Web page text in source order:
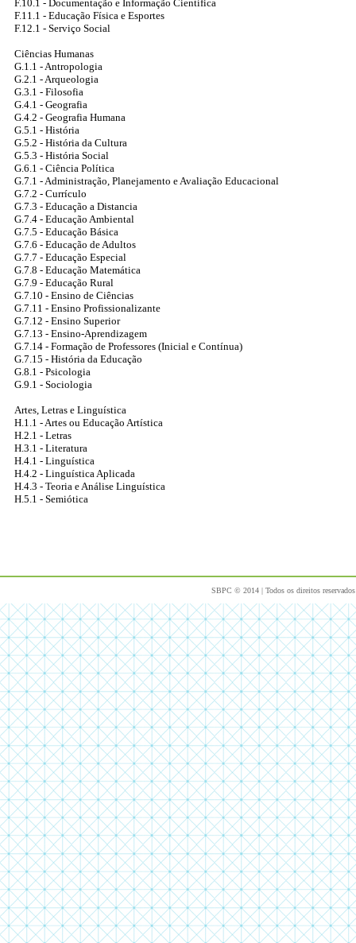
F.10.1 - Documentação e Informação Científica
F.11.1 - Educação Física e Esportes
F.12.1 - Serviço Social
Ciências Humanas
G.1.1 - Antropologia
G.2.1 - Arqueologia
G.3.1 - Filosofia
G.4.1 - Geografia
G.4.2 - Geografia Humana
G.5.1 - História
G.5.2 - História da Cultura
G.5.3 - História Social
G.6.1 - Ciência Política
G.7.1 - Administração, Planejamento e Avaliação Educacional
G.7.2 - Currículo
G.7.3 - Educação a Distancia
G.7.4 - Educação Ambiental
G.7.5 - Educação Básica
G.7.6 - Educação de Adultos
G.7.7 - Educação Especial
G.7.8 - Educação Matemática
G.7.9 - Educação Rural
G.7.10 - Ensino de Ciências
G.7.11 - Ensino Profissionalizante
G.7.12 - Ensino Superior
G.7.13 - Ensino-Aprendizagem
G.7.14 - Formação de Professores (Inicial e Contínua)
G.7.15 - História da Educação
G.8.1 - Psicologia
G.9.1 - Sociologia
Artes, Letras e Linguística
H.1.1 - Artes ou Educação Artística
H.2.1 - Letras
H.3.1 - Literatura
H.4.1 - Linguística
H.4.2 - Linguística Aplicada
H.4.3 - Teoria e Análise Linguística
H.5.1 - Semiótica
SBPC © 2014 | Todos os direitos